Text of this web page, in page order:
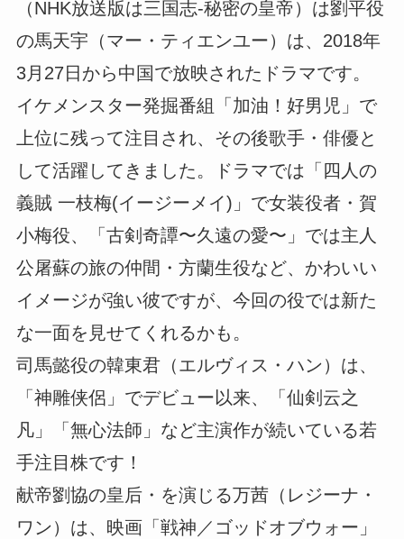
（NHK放送版は三国志-秘密の皇帝）は劉平役
の馬天宇（マー・ティエンユー）は、2018年
3月27日から中国で放映されたドラマです。
イケメンスター発掘番組「加油！好男児」で
上位に残って注目され、その後歌手・俳優と
して活躍してきました。ドラマでは「四人の
義賊 一枝梅(イージーメイ)」で女装役者・賀
小梅役、「古剣奇譚〜久遠の愛〜」では主人
公屠蘇の旅の仲間・方蘭生役など、かわいい
イメージが強い彼ですが、今回の役では新た
な一面を見せてくれるかも。
司馬懿役の韓東君（エルヴィス・ハン）は、
「神雕侠侶」でデビュー以来、「仙剣云之
凡」「無心法師」など主演作が続いている若
手注目株です！
献帝劉協の皇后・を演じる万茜（レジーナ・
ワン）は、映画「戦神／ゴッドオブウォー」